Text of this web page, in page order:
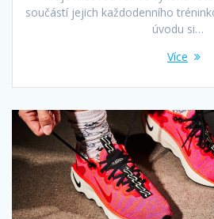
součástí jejich každodenního
úvodu si…
Více